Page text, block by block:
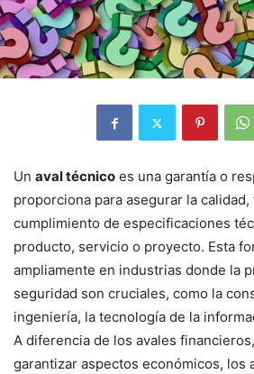
Un aval técnico es una garantía o
proporciona para asegurar la
cumplimiento de especificaciones
producto, servicio o proyecto. Esta
ampliamente en industrias donde la
seguridad son cruciales, como la
ingeniería, la tecnología de la
A diferencia de los avales
garantizar aspectos económicos, los